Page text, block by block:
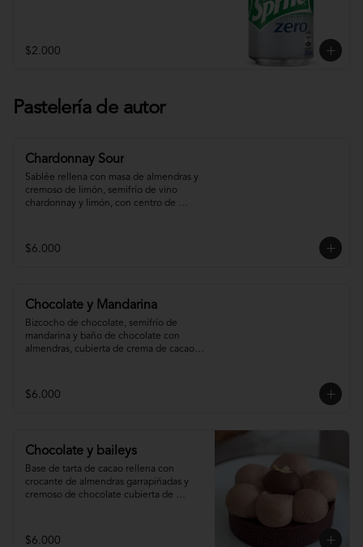
$2.000
Pastelería de autor
Chardonnay Sour
Sablée rellena con masa de almendras y
cremoso de limón, semifrío de vino
chardonnay y limón, con centro de
$6.000
Chocolate y Mandarina
Bizcocho de chocolate, semifrío de
mandarina y baño de chocolate con
almendras, cubierta de crema de cacao y
$6.000
Chocolate y baileys
Base de tarta de cacao rellena con
crocante de almendras garrapiñadas y
cremoso de chocolate cubierta de
$6.000